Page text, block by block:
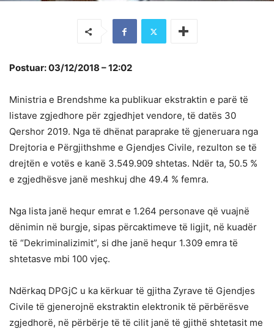
Postuar: 03/12/2018 – 12:02
Ministria e Brendshme ka publikuar ekstraktin e parë të
listave zgjedhore për zgjedhjet vendore, të datës 30
Qershor 2019. Nga të dhënat paraprake të gjeneruara nga
Drejtoria e Përgjithshme e Gjendjes Civile, rezulton se të
drejtën e votës e kanë 3.549.909 shtetas. Ndër ta, 50.5 %
e zgjedhësve janë meshkuj dhe 49.4 % femra.
Nga lista janë hequr emrat e 1.264 personave që vuajnë
dënimin në burgje, sipas përcaktimeve të ligjit, në kuadër
të “Dekriminalizimit”, si dhe janë hequr 1.309 emra të
shtetasve mbi 100 vjeç.
Ndërkaq DPGjC u ka kërkuar të gjitha Zyrave të Gjendjes
Civile të gjenerojnë ekstraktin elektronik të përbërësve
zgjedhorë, në përbërje të të cilit janë të gjithë shtetasit me